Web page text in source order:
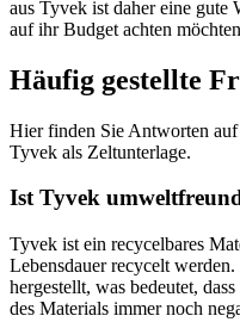
aus Tyvek ist daher eine gute
auf ihr Budget achten
Häufig gestellte
Hier finden Sie Antworten
Tyvek als Zeltunterlage.
Ist Tyvek
Tyvek ist ein recycelbares
Lebensdauer recycelt
hergestellt, was bedeutet,
des Materials immer noch